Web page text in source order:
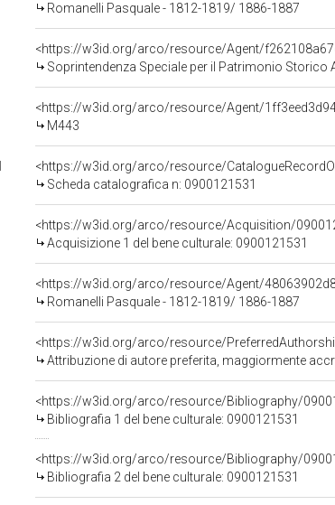
Romanelli Pasquale - 1812-1819/ 1886-1887
<https://w3id.org/arco/resource/Agent/
Soprintendenza Speciale per il Patrimonio
<https://w3id.org/arco/resource/Agent/
M443
<https://w3id.org/arco/resource/
Scheda catalografica n: 0900121531
<https://w3id.org/arco/resource/Acquisition/
Acquisizione 1 del bene culturale: 0900121531
<https://w3id.org/arco/resource/Agent/
Romanelli Pasquale - 1812-1819/ 1886-1887
<https://w3id.org/arco/resource/
Attribuzione di autore preferita, maggiormente
<https://w3id.org/arco/resource/Bibliography/
Bibliografia 1 del bene culturale: 0900121531
<https://w3id.org/arco/resource/Bibliography/
Bibliografia 2 del bene culturale: 0900121531